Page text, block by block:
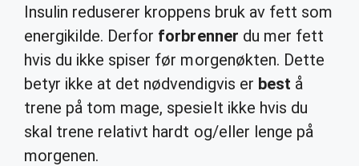
Insulin reduserer kroppens bruk av fett som
energikilde. Derfor forbrenner du mer fett
hvis du ikke spiser før morgenøkten. Dette
betyr ikke at det nødvendigvis er best å
trene på tom mage, spesielt ikke hvis du
skal trene relativt hardt og/eller lenge på
morgenen.